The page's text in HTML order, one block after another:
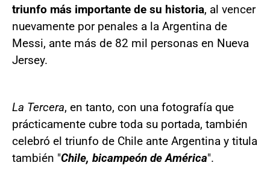
triunfo más importante de su historia, al vencer
nuevamente por penales a la Argentina de
Messi, ante más de 82 mil personas en Nueva
Jersey.
La Tercera, en tanto, con una fotografía que
prácticamente cubre toda su portada, también
celebró el triunfo de Chile ante Argentina y titula
también "Chile, bicampeón de América".